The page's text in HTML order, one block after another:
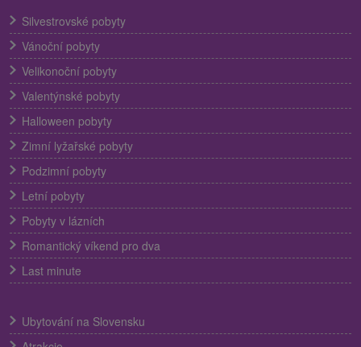
Silvestrovské pobyty
Vánoční pobyty
Velikonoční pobyty
Valentýnské pobyty
Halloween pobyty
Zimní lyžařské pobyty
Podzimní pobyty
Letní pobyty
Pobyty v lázních
Romantický víkend pro dva
Last minute
Ubytování na Slovensku